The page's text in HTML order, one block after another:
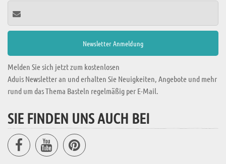
Melden Sie sich jetzt zum kostenlosen
Aduis Newsletter an und erhalten Sie Neuigkeiten, Angebote und mehr
rund um das Thema Basteln regelmäßig per E-Mail.
SIE FINDEN UNS AUCH BEI